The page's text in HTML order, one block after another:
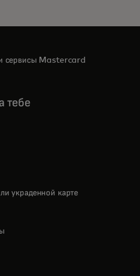
сервисы Mastercard
тебе
украденной карте